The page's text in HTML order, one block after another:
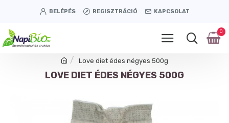
BELÉPÉS REGISZTRÁCIÓ KAPCSOLAT
0
Love diet édes négyes 500g
LOVE DIET ÉDES NÉGYES 500G